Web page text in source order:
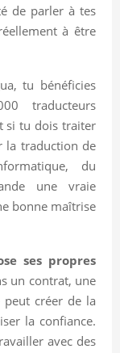
de parler à tes
à être
tu bénéficies
traducteurs
si tu dois traiter
la traduction de
du
une vraie
bonne maîtrise
ses propres
un contrat, une
créer de la
la confiance.
avec des